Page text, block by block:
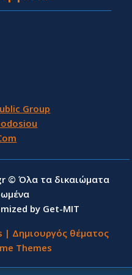
Group
© Όλα τα δικαιώματα
by Get-MIT
| Δημιουργός θέματος
Themes